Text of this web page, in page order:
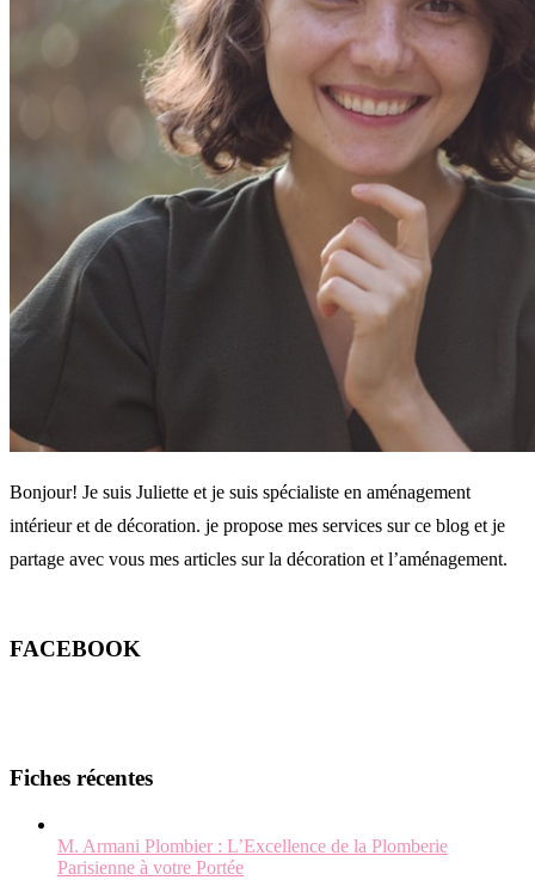
Bonjour! Je suis Juliette et je suis spécialiste en aménagement
intérieur et de décoration. je propose mes services sur ce blog et je
partage avec vous mes articles sur la décoration et l’aménagement.
FACEBOOK
Fiches récentes
M. Armani Plombier : L’Excellence de la Plomberie
Parisienne à votre Portée